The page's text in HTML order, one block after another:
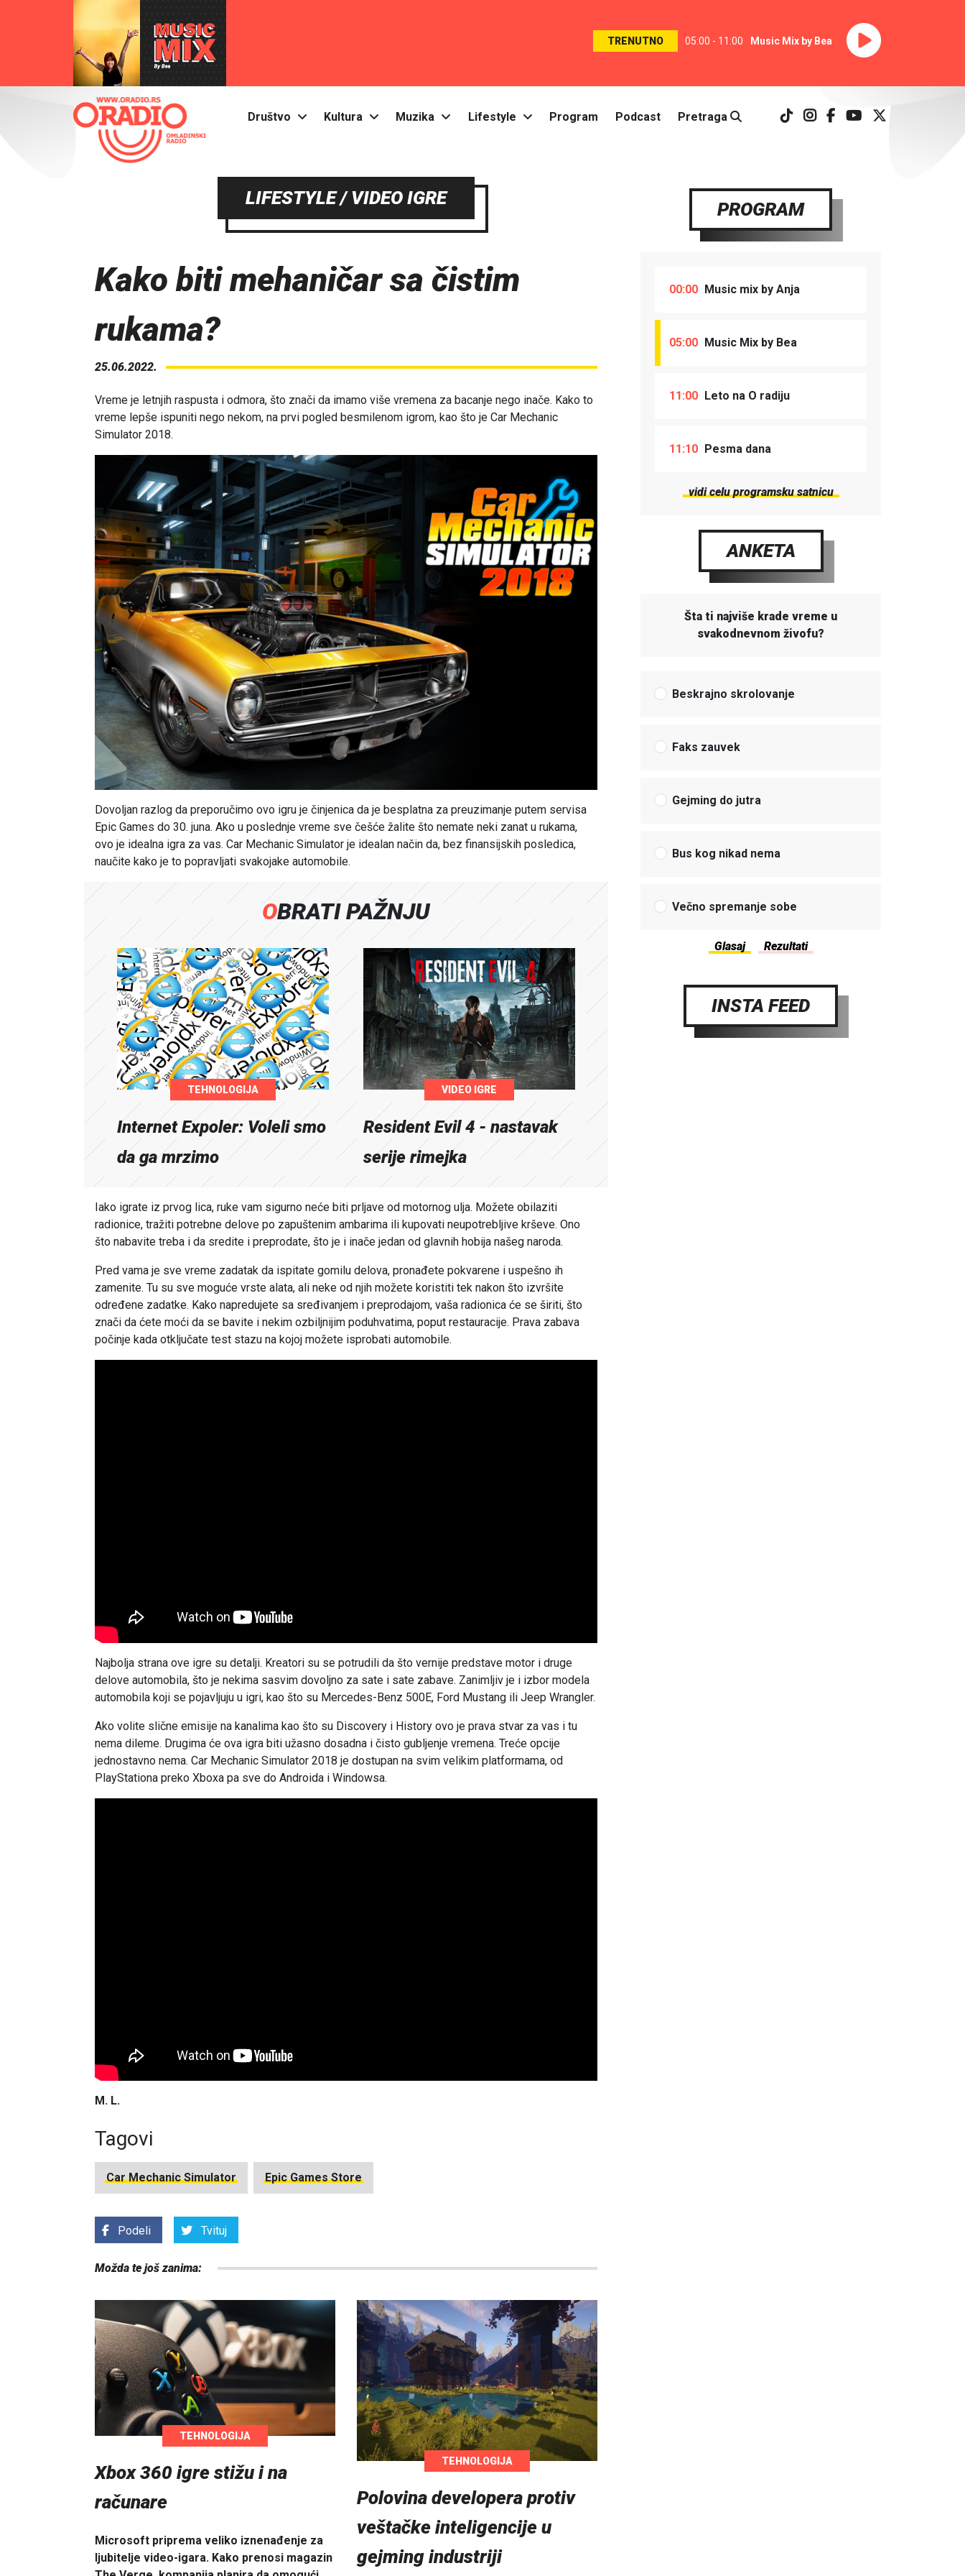
TRENUTNO 05:00 - 11:00 Music Mix by Bea
Društvo Kultura Muzika Lifestyle Program Podcast Pretraga
LIFESTYLE / VIDEO IGRE
Kako biti mehaničar sa čistim
rukama?
25.06.2022.
Vreme je letnjih raspusta i odmora, što znači da imamo više vremena za bacanje nego inače. Kako to
vreme lepše ispuniti nego nekom, na prvi pogled besmilenom igrom, kao što je Car Mechanic
Simulator 2018.
Dovoljan razlog da preporučimo ovo igru je činjenica da je besplatna za preuzimanje putem servisa
Epic Games do 30. juna. Ako u poslednje vreme sve češće žalite što nemate neki zanat u rukama,
ovo je idealna igra za vas. Car Mechanic Simulator je idealan način da, bez finansijskih posledica,
naučite kako je to popravljati svakojake automobile.
OBRATI PAŽNJU
TEHNOLOGIJA
Internet Expoler: Voleli smo
da ga mrzimo
VIDEO IGRE
Resident Evil 4 - nastavak
serije rimejka
Iako igrate iz prvog lica, ruke vam sigurno neće biti prljave od motornog ulja. Možete obilaziti
radionice, tražiti potrebne delove po zapuštenim ambarima ili kupovati neupotrebljive krševe. Ono
što nabavite treba i da sredite i preprodate, što je i inače jedan od glavnih hobija našeg naroda.
Pred vama je sve vreme zadatak da ispitate gomilu delova, pronađete pokvarene i uspešno ih
zamenite. Tu su sve moguće vrste alata, ali neke od njih možete koristiti tek nakon što izvršite
određene zadatke. Kako napredujete sa sređivanjem i preprodajom, vaša radionica će se širiti, što
znači da ćete moći da se bavite i nekim ozbiljnijim poduhvatima, poput restauracije. Prava zabava
počinje kada otključate test stazu na kojoj možete isprobati automobile.
Najbolja strana ove igre su detalji. Kreatori su se potrudili da što vernije predstave motor i druge
delove automobila, što je nekima sasvim dovoljno za sate i sate zabave. Zanimljiv je i izbor modela
automobila koji se pojavljuju u igri, kao što su Mercedes-Benz 500E, Ford Mustang ili Jeep Wrangler.
Ako volite slične emisije na kanalima kao što su Discovery i History ovo je prava stvar za vas i tu
nema dileme. Drugima će ova igra biti užasno dosadna i čisto gubljenje vremena. Treće opcije
jednostavno nema. Car Mechanic Simulator 2018 je dostupan na svim velikim platformama, od
PlayStationa preko Xboxa pa sve do Androida i Windowsa.
M. L.
Tagovi
Car Mechanic Simulator Epic Games Store
Podeli Tvituj
Možda te još zanima:
TEHNOLOGIJA
Xbox 360 igre stižu i na
računare
Microsoft priprema veliko iznenađenje za
ljubitelje video-igara. Kako prenosi magazin
TEHNOLOGIJA
Polovina developera protiv
veštačke inteligencije u
gejming industriji
PROGRAM
00:00 Music mix by Anja
05:00 Music Mix by Bea
11:00 Leto na O radiju
11:10 Pesma dana
vidi celu programsku satnicu
ANKETA
Šta ti najviše krade vreme u
svakodnevnom živofu?
Beskrajno skrolovanje
Faks zauvek
Gejming do jutra
Bus kog nikad nema
Večno spremanje sobe
INSTA FEED